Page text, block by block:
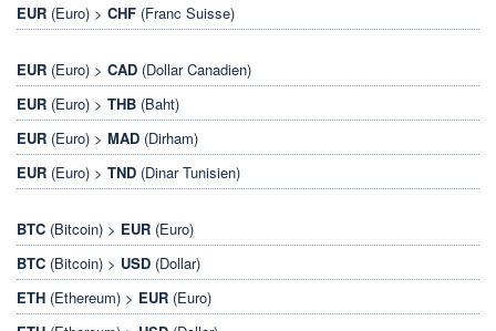
EUR (Euro) > CHF (Franc Suisse)
EUR (Euro) > CAD (Dollar Canadien)
EUR (Euro) > THB (Baht)
EUR (Euro) > MAD (Dirham)
EUR (Euro) > TND (Dinar Tunisien)
BTC (Bitcoin) > EUR (Euro)
BTC (Bitcoin) > USD (Dollar)
ETH (Ethereum) > EUR (Euro)